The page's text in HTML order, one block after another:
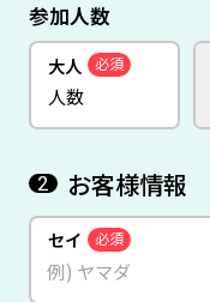
参加人数
大人 必須
2 お客様情報
セイ 必須